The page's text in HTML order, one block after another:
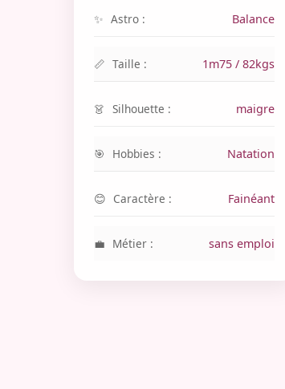
Astro : Balance
Taille : 1m75 / 82kgs
Silhouette : maigre
Hobbies : Natation
Caractère : Fainéant
Métier : sans emploi